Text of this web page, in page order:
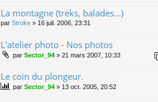
La montagne (treks, balades...)
par Stroke » 16 juil. 2006, 23:31
L'atelier photo - Nos photos
par Sector_94 » 21 mars 2007, 10:33
Le coin du plongeur.
par Sector_94 » 13 oct. 2005, 20:52